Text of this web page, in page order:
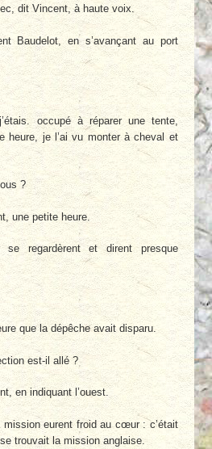
dit Vincent, à haute voix.
Baudelot, en s’avançant au port
occupé à réparer une tente,
heure, je l’ai vu monter à cheval et
?
une petite heure.
se regardèrent et dirent presque
que la dépêche avait disparu.
est-il allé ?
en indiquant l’ouest.
eurent froid au cœur : c’était
trouvait la mission anglaise.